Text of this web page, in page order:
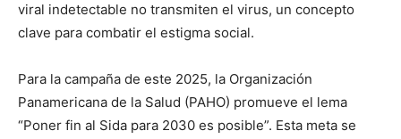
viral indetectable no transmiten el virus, un concepto
clave para combatir el estigma social.
Para la campaña de este 2025, la Organización
Panamericana de la Salud (PAHO) promueve el lema
“Poner fin al Sida para 2030 es posible”. Esta meta se